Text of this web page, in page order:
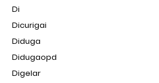
Di
Dicurigai
Diduga
Didugaopd
Digelar